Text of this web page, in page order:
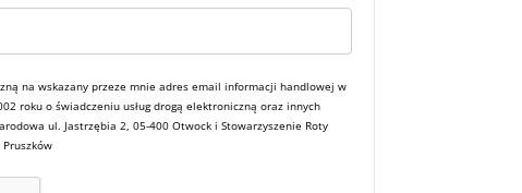
na wskazany przeze mnie adres email informacji handlowej w
roku o świadczeniu usług drogą elektroniczną oraz innych
ul. Jastrzębia 2, 05-400 Otwock i Stowarzyszenie Roty